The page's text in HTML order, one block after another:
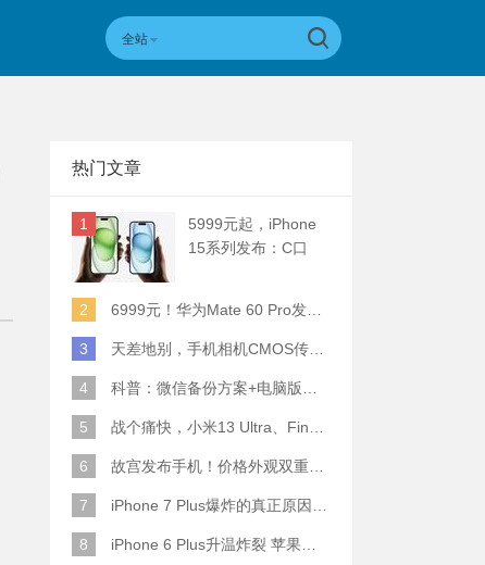
全站
热门文章
1
5999元起，iPhone
15系列发布：C口
2
6999元！华为Mate 60 Pro发布：麒麟9000S+卫星通话 (附初步跑分)
3 天差地别，手机相机CMOS传感器实际面积对比
4 科普：微信备份方案+电脑版丢失数据恢复指南
5 战个痛快，小米13 Ultra、Find X6 Pro、vivo X90 Pro+、小米12SU拍照横评
6 故宫发布手机！价格外观双重逆天！
7 iPhone 7 Plus爆炸的真正原因原来是这样
8 iPhone 6 Plus升温炸裂 苹果赔了一部全新的